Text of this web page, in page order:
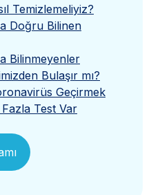
Temizlemeliyiz?
Doğru Bilinen
Bilinmeyenler
Bulaşır mı?
Geçirmek
Test Var